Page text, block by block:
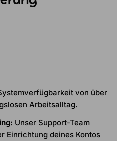
von über
Arbeitsalltag.
Unser Support-Team
Einrichtung deines Kontos